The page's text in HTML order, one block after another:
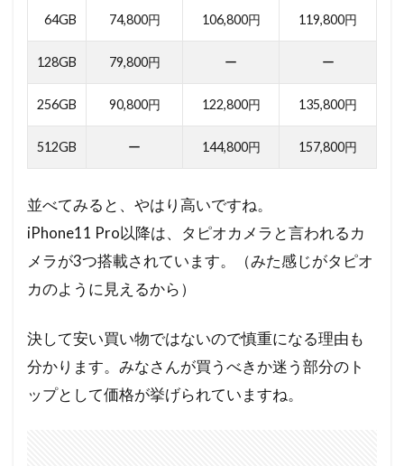
64GB 74,800円 106,800円 119,800円
128GB 79,800円 ー ー
256GB 90,800円 122,800円 135,800円
512GB ー 144,800円 157,800円
並べてみると、やはり高いですね。
iPhone11 Pro以降は、タピオカメラと言われるカ
メラが3つ搭載されています。（みた感じがタピオ
カのように見えるから）
決して安い買い物ではないので慎重になる理由も
分かります。みなさんが買うべきか迷う部分のト
ップとして価格が挙げられていますね。